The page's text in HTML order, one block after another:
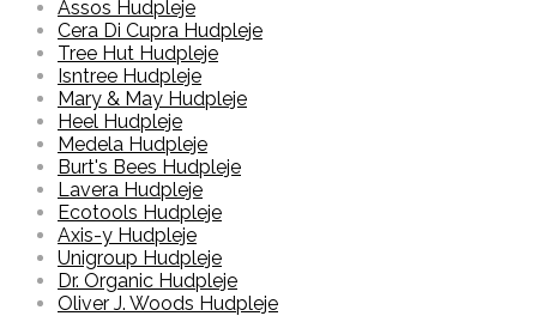
Assos Hudpleje
Cera Di Cupra Hudpleje
Tree Hut Hudpleje
Isntree Hudpleje
Mary & May Hudpleje
Heel Hudpleje
Medela Hudpleje
Burt's Bees Hudpleje
Lavera Hudpleje
Ecotools Hudpleje
Axis-y Hudpleje
Unigroup Hudpleje
Dr. Organic Hudpleje
Oliver J. Woods Hudpleje